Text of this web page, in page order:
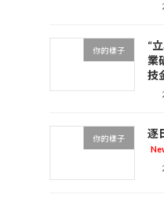
你的樣子
“
業
技
你的樣子 逐